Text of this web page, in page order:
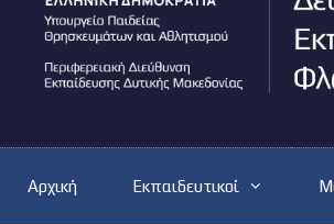
Αρχική Εκπαιδευτικοί